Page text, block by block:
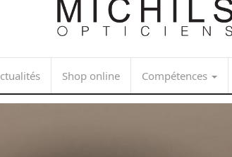
Shop online Compétences